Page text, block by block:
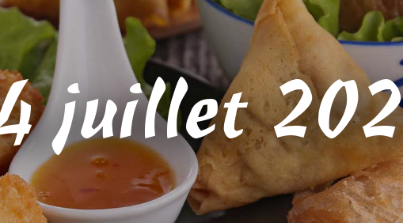
juillet